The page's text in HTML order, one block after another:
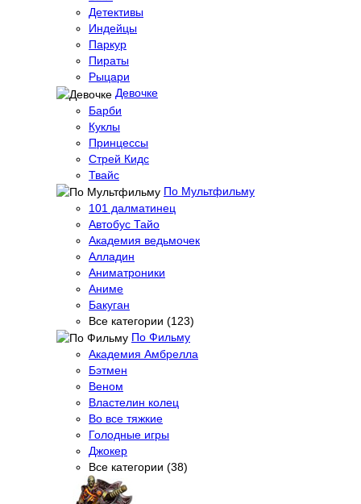
Детективы
Индейцы
Паркур
Пираты
Рыцари
Девочке
Барби
Куклы
Принцессы
Стрей Кидс
Твайс
По Мультфильму
101 далматинец
Автобус Тайо
Академия ведьмочек
Алладин
Аниматроники
Аниме
Бакуган
Все категории (123)
По Фильму
Академия Амбрелла
Бэтмен
Веном
Властелин колец
Во все тяжкие
Голодные игры
Джокер
Все категории (38)